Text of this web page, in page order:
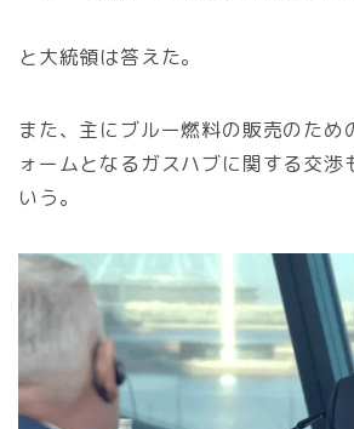
と大統領は答えた。
また、主にブルー燃料の販売のため
ォームとなるガスハブに関する交渉
いう。